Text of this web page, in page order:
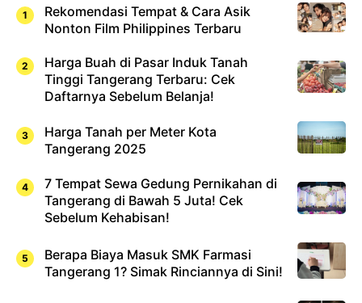
Rekomendasi Tempat & Cara Asik
Nonton Film Philippines Terbaru
Harga Buah di Pasar Induk Tanah
Tinggi Tangerang Terbaru: Cek
Daftarnya Sebelum Belanja!
Harga Tanah per Meter Kota
Tangerang 2025
7 Tempat Sewa Gedung Pernikahan di
Tangerang di Bawah 5 Juta! Cek
Sebelum Kehabisan!
Berapa Biaya Masuk SMK Farmasi
Tangerang 1? Simak Rinciannya di Sini!